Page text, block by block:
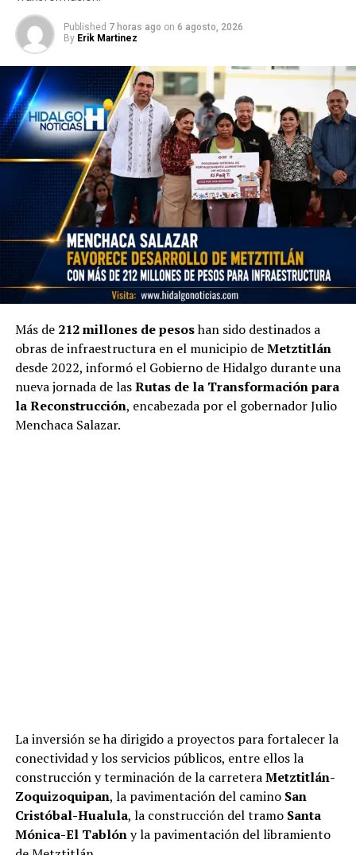
Published 7 horas ago on 6 agosto, 2026
By Erik Martinez
Más de 212 millones de pesoshan sido destinados a
obras de infraestructura en el municipio deMetztitlán
desde 2022, informó el Gobierno de Hidalgo durante una
nueva jornada de lasRutas de la Transformación para
la Reconstrucción, encabezada por el gobernador Julio
Menchaca Salazar.
La inversión se ha dirigido a proyectos para fortalecer la
conectividad y los servicios públicos, entre ellos la
construcción y terminación de la carreteraMetztitlán-
Zoquizoquipan, la pavimentación del camino San
Cristóbal-Hualula, la construcción del tramo Santa
Mónica-El Tablóny la pavimentación del libramiento